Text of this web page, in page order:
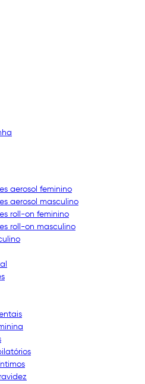
aerosol feminino
aerosol masculino
roll-on feminino
roll-on masculino